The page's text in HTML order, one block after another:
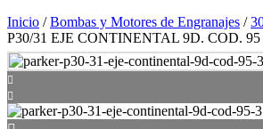
Inicio /Bombas y Motores de Engranajes /
P30/31 EJE CONTINENTAL 9D. COD. 95